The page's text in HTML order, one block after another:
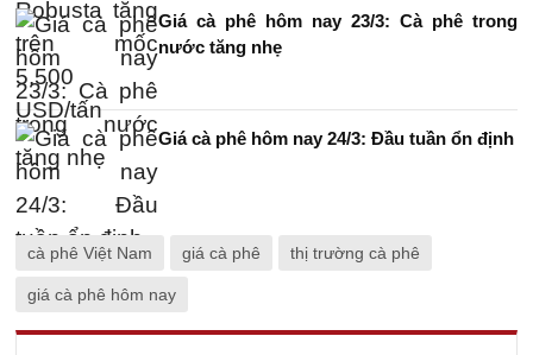
Giá cà phê hôm nay 23/3: Cà phê trong
nước tăng nhẹ
Giá cà phê hôm nay 24/3: Đầu tuần ổn định
cà phê Việt Nam giá cà phê thị trường cà phê
giá cà phê hôm nay